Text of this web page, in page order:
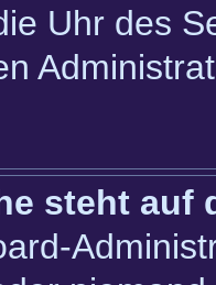
Uhr des
steht